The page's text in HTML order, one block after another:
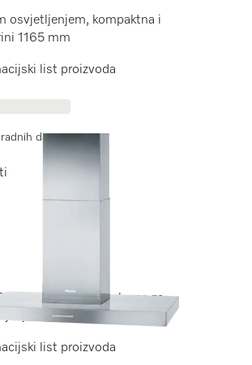
osvjetljenjem, kompaktna i
1165 mm
Flag, Energetska naljepnica
list proizvoda
dana
osvjetljenjem i tipkama za
Flag, Energetska naljepnica
list proizvoda